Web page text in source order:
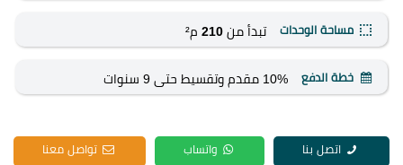
مساحة الوحدات تبدأ من 210م²
خطة الدفع 10% مقدم وتقسيط حتى 9 سنوات
اتصل بنا واتساب تواصل معنا